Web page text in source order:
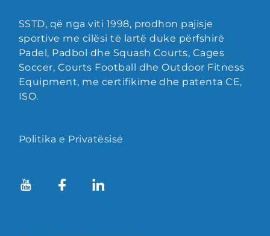
SSTD, që nga viti 1998, prodhon pajisje
sportive me cilësi të lartë duke përfshirë
Padel, Padbol dhe Squash Courts, Cages
Soccer, Courts Football dhe Outdoor Fitness
Equipment, me certifikime dhe patenta CE,
ISO.
Politika e Privatësisë